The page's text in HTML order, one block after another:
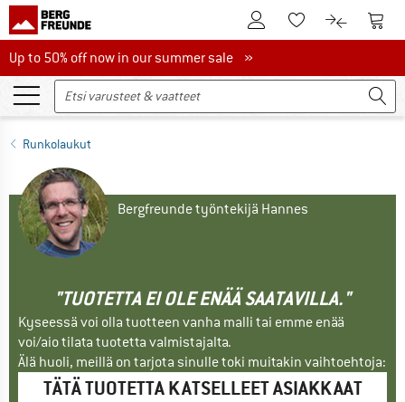
Tästä asiakastililleTästä toivelistalle.
Tästä
Up to 50% off now in our summer sale
Up to 50% off now in our summer sale »
Runkolaukut
Bergfreunde työntekijä Hannes
"TUOTETTA EI OLE ENÄÄ SAATAVILLA."
Kyseessä voi olla tuotteen vanha malli tai emme enää
voi/aio tilata tuotetta valmistajalta.
Älä huoli, meillä on tarjota sinulle toki muitakin vaihtoehtoja:
TÄTÄ TUOTETTA KATSELLEET ASIAKKAAT